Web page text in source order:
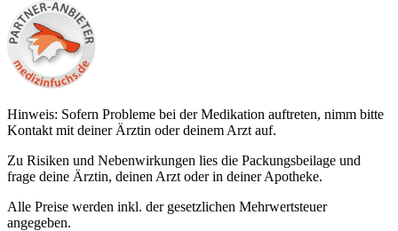
Hinweis: Sofern Probleme bei der Medikation auftreten, nimm bitte
Kontakt mit deiner Ärztin oder deinem Arzt auf.
Zu Risiken und Nebenwirkungen lies die Packungsbeilage und
frage deine Ärztin, deinen Arzt oder in deiner Apotheke.
Alle Preise werden inkl. der gesetzlichen Mehrwertsteuer
angegeben.